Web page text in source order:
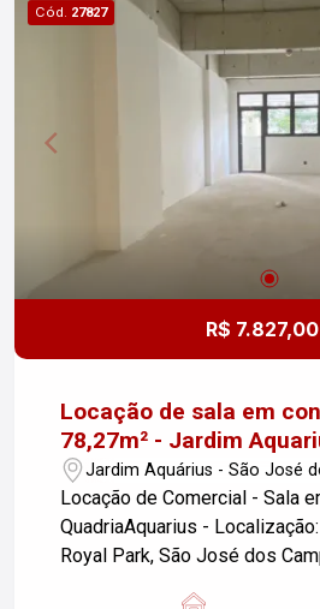
Cód. 27827
R$
Locação de sala em
78,27m² - Jardim
Jardim Aquárius - São José
Locação de Comercial - Sala
QuadriaAquarius - Localização: Bairro Condomínio
Royal Park, São José dos